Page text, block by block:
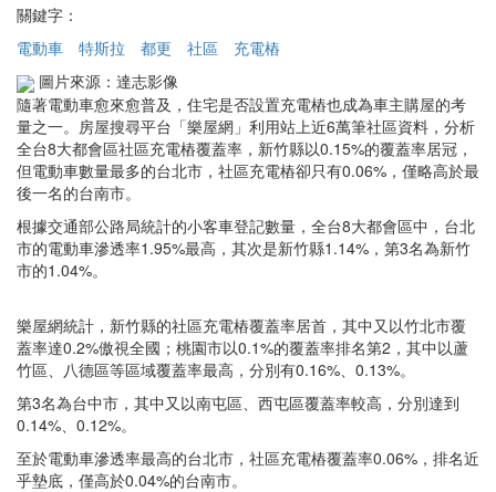
關鍵字：
電動車
特斯拉 都更 社區
充電樁
圖片來源：達志影像
隨著電動車愈來愈普及，住宅是否設置充電樁也成為車主購屋的考
量之一。房屋搜尋平台「樂屋網」利用站上近6萬筆社區資料，分析
全台8大都會區社區充電樁覆蓋率，新竹縣以0.15%的覆蓋率居冠，
但電動車數量最多的台北市，社區充電樁卻只有0.06%，僅略高於最
後一名的台南市。
根據交通部公路局統計的小客車登記數量，全台8大都會區中，台北
市的電動車滲透率1.95%最高，其次是新竹縣1.14%，第3名為新竹
市的1.04%。
樂屋網統計，新竹縣的社區充電樁覆蓋率居首，其中又以竹北市覆
蓋率達0.2%傲視全國；桃園市以0.1%的覆蓋率排名第2，其中以蘆
竹區、八德區等區域覆蓋率最高，分別有0.16%、0.13%。
第3名為台中市，其中又以南屯區、西屯區覆蓋率較高，分別達到
0.14%、0.12%。
至於電動車滲透率最高的台北市，社區充電樁覆蓋率0.06%，排名近
乎墊底，僅高於0.04%的台南市。